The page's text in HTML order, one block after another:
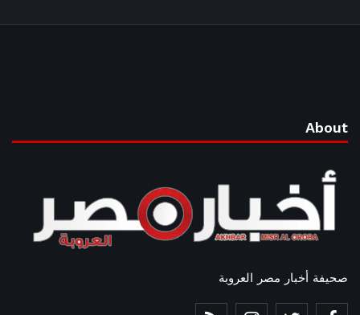
About
صحيفة أخبار مصر العروبة